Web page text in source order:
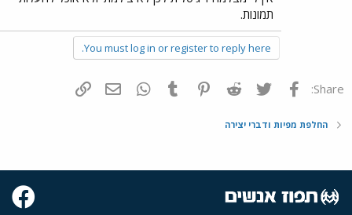
תמונות.
You must log in or register to reply here.
Share: פייסבוק Twitter
Reddit
Pinterest
Tumblr
WhatsAppדואר אלקטרוני
החלפת מפיות ודברי יצירה